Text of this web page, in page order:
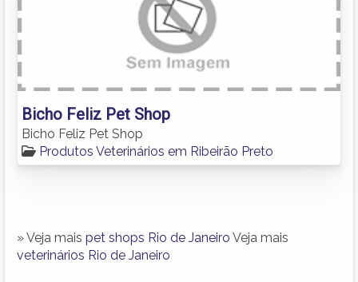
Bicho Feliz Pet Shop
Bicho Feliz Pet Shop
Produtos Veterinários em Ribeirão Preto
» Veja mais pet shops Rio de Janeiro Veja mais
veterinários Rio de Janeiro